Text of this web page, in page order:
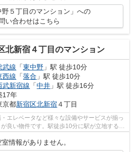
野５丁目のマンション」への
い合わせはこちら
北新宿４丁目のマンション
武線 「東中野 」駅 徒歩10分
西線 「落合 」駅 徒歩10分
武新宿線 「中井 」駅 徒歩16分
17年
京都新宿区北新宿４丁目
エレベータなど様々な設備やサービスが揃っ
良い物件です。駅徒歩10分に駅が立地する物
方にと...
情報がありません。